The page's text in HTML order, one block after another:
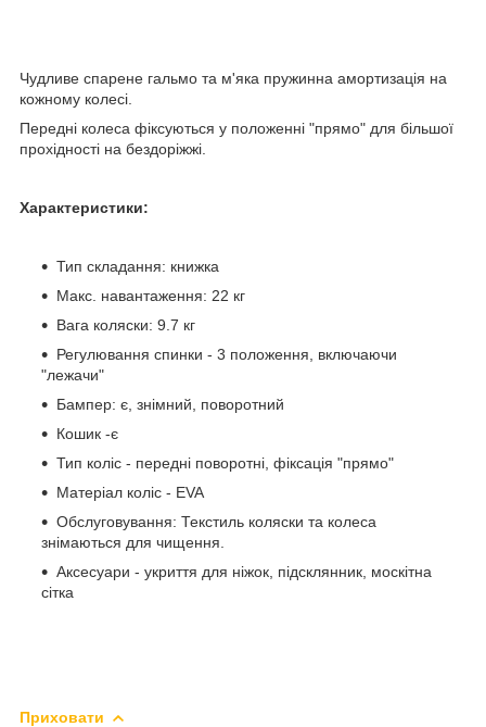
Чудливе спарене гальмо та м'яка пружинна амортизація на
кожному колесі.
Передні колеса фіксуються у положенні "прямо" для більшої
прохідності на бездоріжжі.
Характеристики:
Тип складання: книжка
Макс. навантаження: 22 кг
Вага коляски: 9.7 кг
Регулювання спинки - 3 положення, включаючи
"лежачи"
Бампер: є, знімний, поворотний
Кошик -є
Тип коліс - передні поворотні, фіксація "прямо"
Матеріал коліс - EVA
Обслуговування: Текстиль коляски та колеса
знімаються для чищення.
Аксесуари - укриття для ніжок, підсклянник, москітна
сітка
Приховати